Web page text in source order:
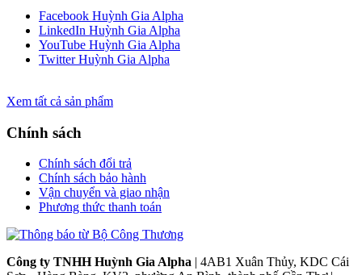
Facebook Huỳnh Gia Alpha
LinkedIn Huỳnh Gia Alpha
YouTube Huỳnh Gia Alpha
Twitter Huỳnh Gia Alpha
Xem tất cả sản phẩm
Chính sách
Chính sách đổi trả
Chính sách bảo hành
Vận chuyển và giao nhận
Phương thức thanh toán
Công ty TNHH Huỳnh Gia Alpha | 4AB1 Xuân Thủy, KDC Cái